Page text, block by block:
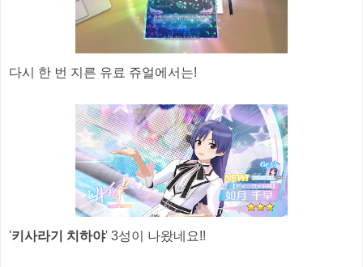
다시 한 번 지른 유료 쥬얼에서는!
'키사라기 치하야' 3성이 나왔네요!!